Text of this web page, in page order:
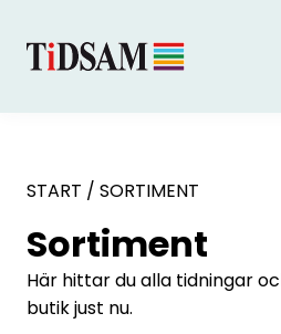
START / SORTIMENT
Sortiment
Här hittar du alla tidningar
butik just nu.